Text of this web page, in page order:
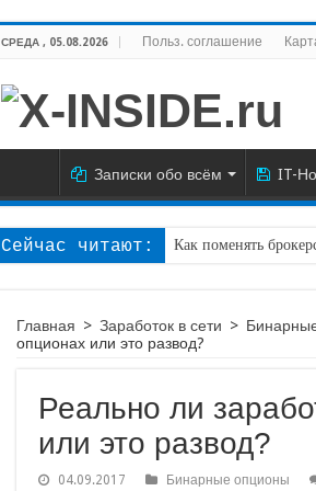
СРЕДА , 05.08.2026 Польз. соглашение
Записки обо всём IT-
Сейчас читают: Как поменять
Бинарные опционы
Как заработать на
Что такое
Главная > Заработок в сети >
опционах или это развод?
Реально ли
или это развод?
04.09.2017 Бинарные опционы